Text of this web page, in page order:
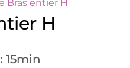
H
15min